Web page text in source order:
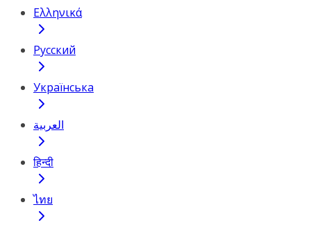
Ελληνικά
Русский
Українська
العربية
हिन्दी
ไทย